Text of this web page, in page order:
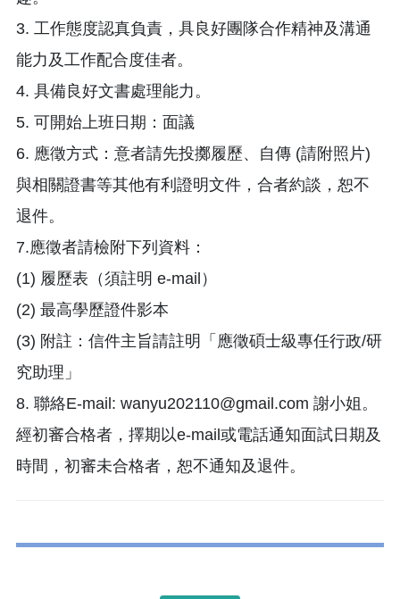
3. 工作態度認真負責，具良好團隊合作精神及溝通
能力及工作配合度佳者。
4. 具備良好文書處理能力。
5. 可開始上班日期：面議
6. 應徵方式：意者請先投擲履歷、自傳 (請附照片)
與相關證書等其他有利證明文件，合者約談，恕不
退件。
7.應徵者請檢附下列資料：
(1) 履歷表（須註明 e-mail）
(2) 最高學歷證件影本
(3) 附註：信件主旨請註明「應徵碩士級專任行政/研
究助理」
8. 聯絡E-mail: wanyu202110@gmail.com 謝小姐。
經初審合格者，擇期以e-mail或電話通知面試日期及
時間，初審未合格者，恕不通知及退件。